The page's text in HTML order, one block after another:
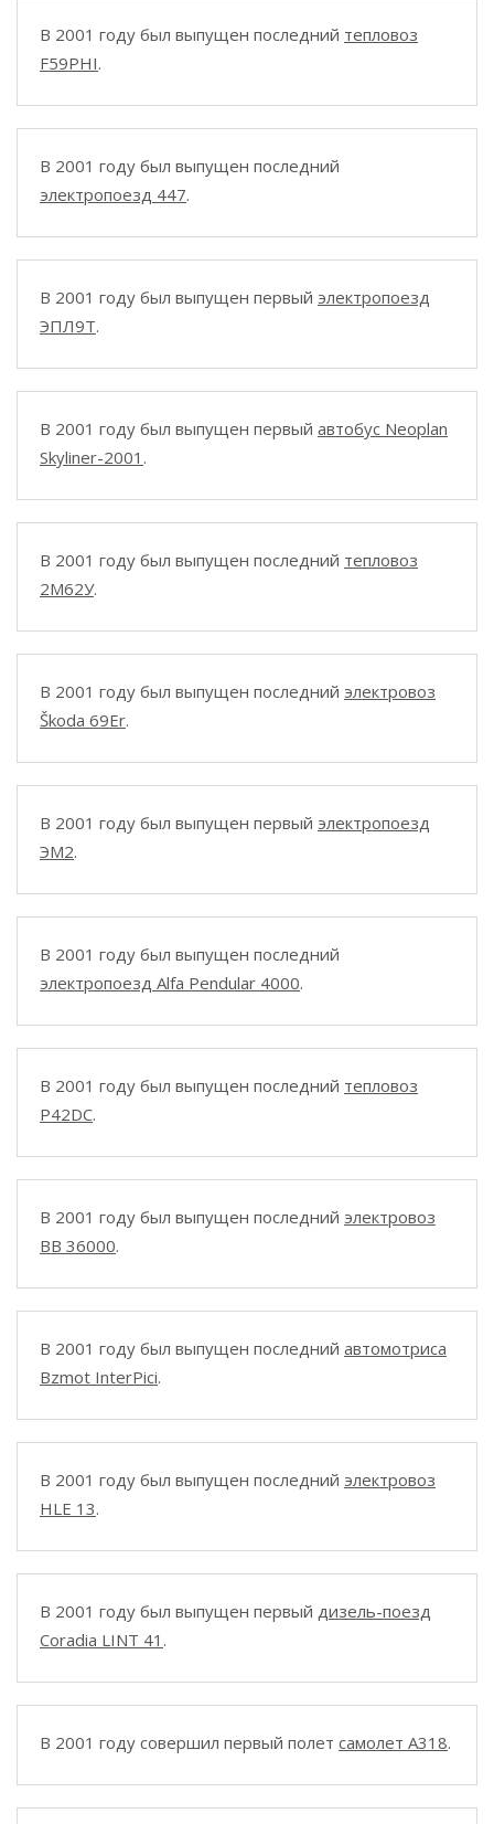
В 2001 году был выпущен последний тепловоз
F59PHI.
В 2001 году был выпущен последний
электропоезд 447.
В 2001 году был выпущен первый электропоезд
ЭПЛ9Т.
В 2001 году был выпущен первый автобус Neoplan
Skyliner-2001 .
В 2001 году был выпущен последний тепловоз
2М62У.
В 2001 году был выпущен последний электровоз
Škoda 69Er.
В 2001 году был выпущен первый электропоезд
ЭМ2.
В 2001 году был выпущен последний
электропоезд Alfa Pendular 4000.
В 2001 году был выпущен последний тепловоз
P42DC.
В 2001 году был выпущен последний электровоз
BB 36000.
В 2001 году был выпущен последний автомотриса
Bzmot InterPici.
В 2001 году был выпущен последний электровоз
HLE 13.
В 2001 году был выпущен первый дизель-поезд
Coradia LINT 41 .
В 2001 году совершил первый полет самолет A318.